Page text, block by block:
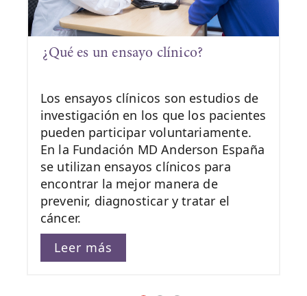
¿Qué es un ensayo clínico?
Los ensayos clínicos son estudios de
investigación en los que los pacientes
pueden participar voluntariamente.
En la Fundación MD Anderson España
se utilizan ensayos clínicos para
encontrar la mejor manera de
prevenir, diagnosticar y tratar el
cáncer.
Leer más